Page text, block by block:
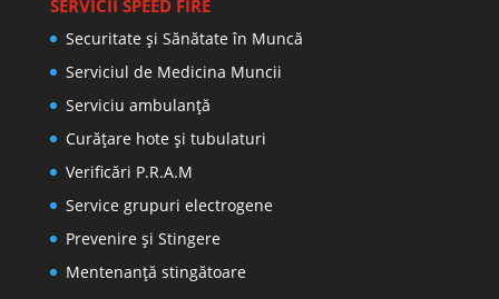
SERVICII SPEED FIRE
Securitate și Sănătate în Muncă
Serviciul de Medicina Muncii
Serviciu ambulanță
Curățare hote și tubulaturi
Verificări P.R.A.M
Service grupuri electrogene
Prevenire şi Stingere
Mentenanţă stingătoare